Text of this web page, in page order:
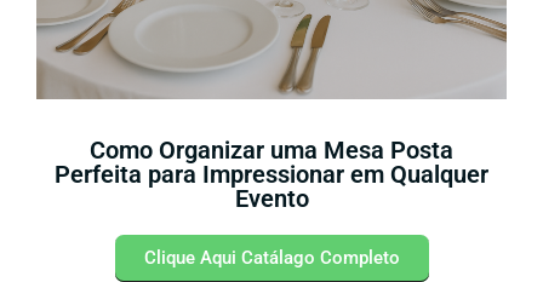
Como Organizar uma Mesa Posta
Perfeita para Impressionar em Qualquer
Evento
Clique Aqui Catálago Completo